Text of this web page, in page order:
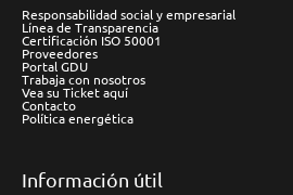
Responsabilidad social y empresarial
Línea de Transparencia
Certificación ISO 50001
Proveedores
Portal GDU
Trabaja con nosotros
Vea su Ticket aquí
Contacto
Política energética
Información útil